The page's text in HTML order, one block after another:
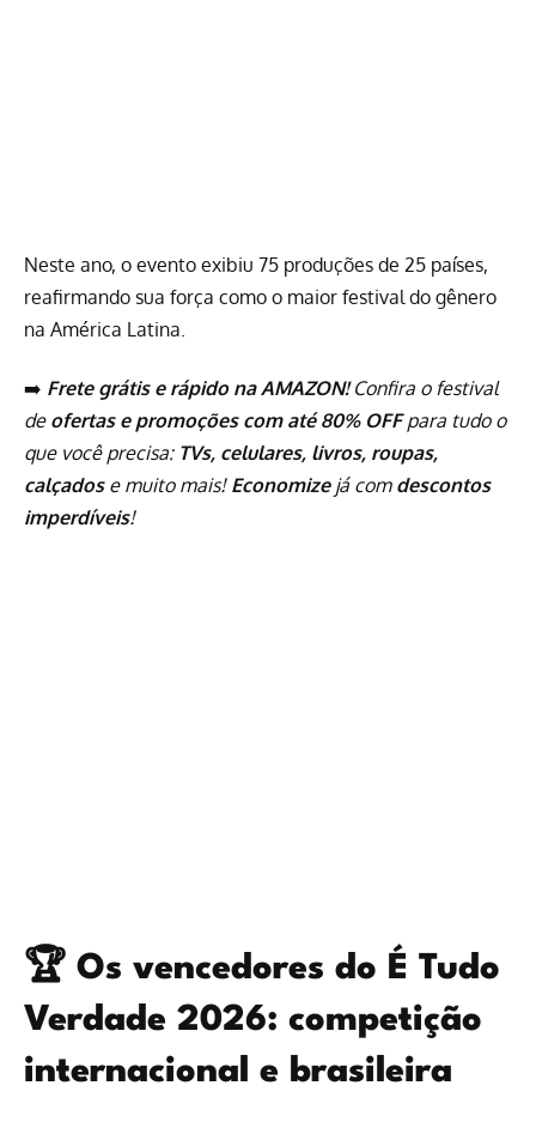
Neste ano, o evento exibiu 75 produções de 25 países,
reafirmando sua força como o maior festival do gênero
na América Latina.
➡️ Frete grátis e rápido na AMAZON!Confira o festival
de ofertas e promoções com até 80% OFFpara tudo o
que você precisa: TVs, celulares, livros, roupas,
calçadose muito mais! Economizejá com descontos
imperdíveis!
🏆 Os vencedores do É Tudo
Verdade 2026: competição
internacional e brasileira